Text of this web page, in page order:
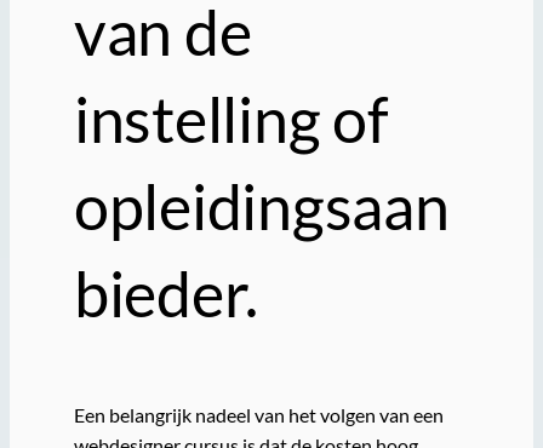
van de
instelling of
opleidingsaan
bieder.
Een belangrijk nadeel van het volgen van een